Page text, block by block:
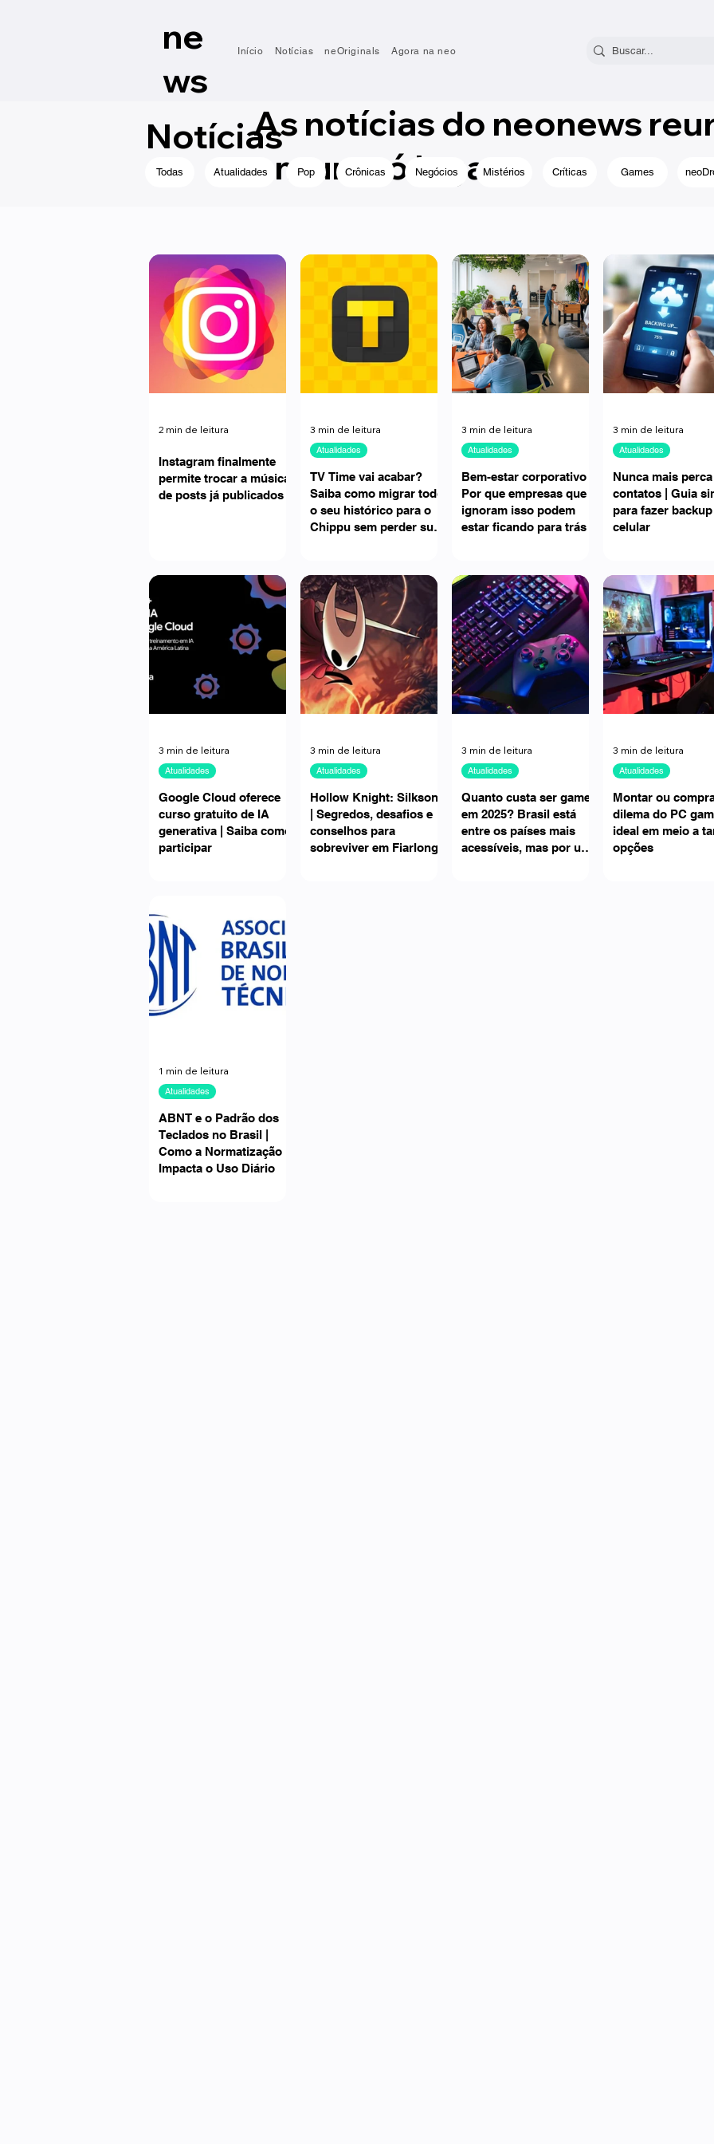
ne
ws
Início Notícias neOriginals Agora na neo
Instagram finalmente
permite trocar a música
de posts já publicados
2 min de leitura
TV Time vai acabar?
Saiba como migrar todo
o seu histórico para o
Chippu sem perder suas
Atualidades
3 min de leitura
Bem-estar corporativo |
Por que empresas que
ignoram isso podem
estar ficando para trás
Atualidades
3 min de leitura
Nunca mais perca
contatos | Guia
para fazer
celular
Atualidades
3 min de leitura
Google Cloud oferece
curso gratuito de IA
generativa | Saiba como
participar
Atualidades
3 min de leitura
Hollow Knight: Silksong
| Segredos, desafios e
conselhos para
sobreviver em Fiarlongo
Atualidades
3 min de leitura
Quanto custa ser gamer
em 2025? Brasil está
entre os países mais
acessíveis, mas por um
Atualidades
3 min de leitura
Montar ou
dilema do PC
ideal em meio a
opções
Atualidades
3 min de leitura
ABNT e o Padrão dos
Teclados no Brasil |
Como a Normatização
Impacta o Uso Diário
Atualidades
1 min de leitura
NotíciasAs notícias do neonews
em um só lugar.
Todas Atualidades Pop Crônicas Negócios Mistérios Críticas Games